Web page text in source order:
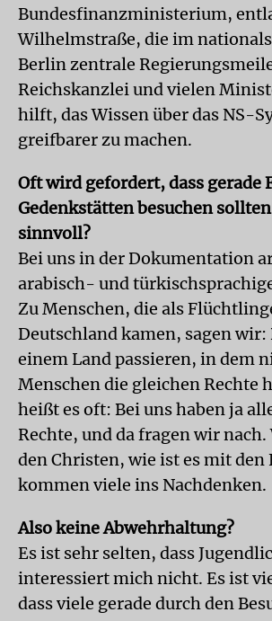
Bundesfinanzministerium,
Wilhelmstraße, die im
Berlin zentrale
Reichskanzlei und vielen
hilft, das Wissen über das NS-
greifbarer zu machen.
Oft wird gefordert, dass gerade
Gedenkstätten besuchen
sinnvoll?
Bei uns in der Dokumentation
arabisch- und
Zu Menschen, die als
Deutschland kamen, sagen wir:
einem Land passieren, in dem
Menschen die gleichen Rechte
heißt es oft: Bei uns haben ja
Rechte, und da fragen wir
den Christen, wie ist es mit den
kommen viele ins Nachdenken.
Also keine Abwehrhaltung?
Es ist sehr selten, dass
interessiert mich nicht. Es ist
dass viele gerade durch den